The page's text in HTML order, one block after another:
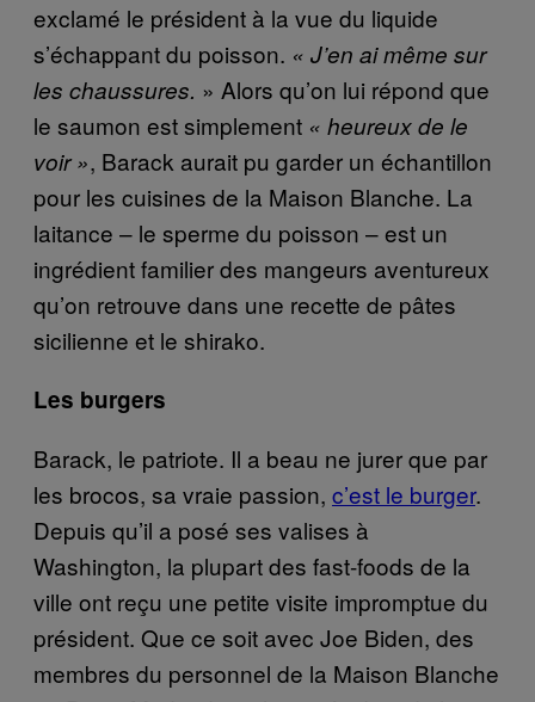
exclamé le président à la vue du liquide
s’échappant du poisson. « J’en ai même sur
les chaussures. » Alors qu’on lui répond que
le saumon est simplement « heureux de le
voir », Barack aurait pu garder un échantillon
pour les cuisines de la Maison Blanche. La
laitance – le sperme du poisson – est un
ingrédient familier des mangeurs aventureux
qu’on retrouve dans une recette de pâtes
sicilienne et le shirako.
Les burgers
Barack, le patriote. Il a beau ne jurer que par
les brocos, sa vraie passion, c’est le burger.
Depuis qu’il a posé ses valises à
Washington, la plupart des fast-foods de la
ville ont reçu une petite visite impromptue du
président. Que ce soit avec Joe Biden, des
membres du personnel de la Maison Blanche